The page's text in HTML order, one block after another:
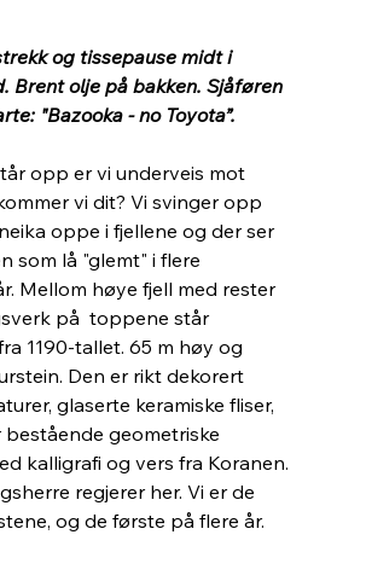
og tissepause midt i
Brent olje på bakken. Sjåføren
"Bazooka - no Toyota”.
opp er vi underveis mot
vi dit? Vi svinger opp
oppe i fjellene og der ser
som lå "glemt" i flere
Mellom høye fjell med rester
på  toppene står
1190-tallet. 65 m høy og
Den er rikt dekorert
glaserte keramiske fliser,
geometriske
kalligrafi og vers fra Koranen.
regjerer her. Vi er de
og de første på flere år.